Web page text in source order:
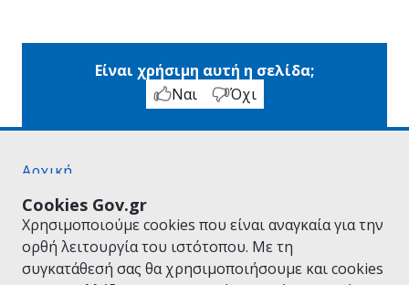
Cookies Gov.gr
Χρησιμοποιούμε cookies που είναι αναγκαία για την
ορθή λειτουργία του ιστότοπου. Με τη
συγκατάθεσή σας θα χρησιμοποιήσουμε και cookies
Είναι χρήσιμη αυτή η σελίδα;
Ναι
Όχι
Αρχική
Όροι Χρήσης
Πολιτική Απορρήτου
Δήλωση προσβασιμότητας
Πολιτική cookies